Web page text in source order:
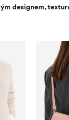
designem,